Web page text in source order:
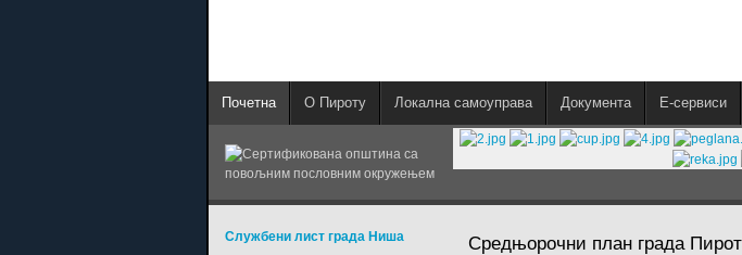
Почетна О Пироту Локална самоуправа Документа E-сервиси
Средњорочни план града
Службени лист града Ниша